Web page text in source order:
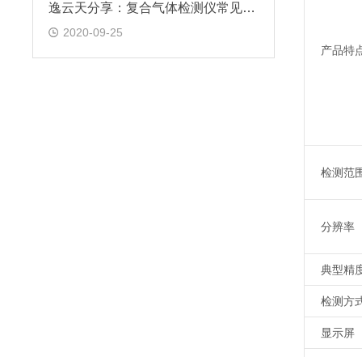
逸云天分享：复合气体检测仪常见问题
2020-09-25
产品特
检测范
分辨率
典型精
检测方
显示屏